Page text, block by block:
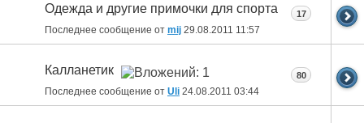
Одежда и другие примочки для спорта
Последнее сообщение от mij 29.08.2011 11:57
17
Калланетик
Последнее сообщение от Uli 24.08.2011 03:44
80